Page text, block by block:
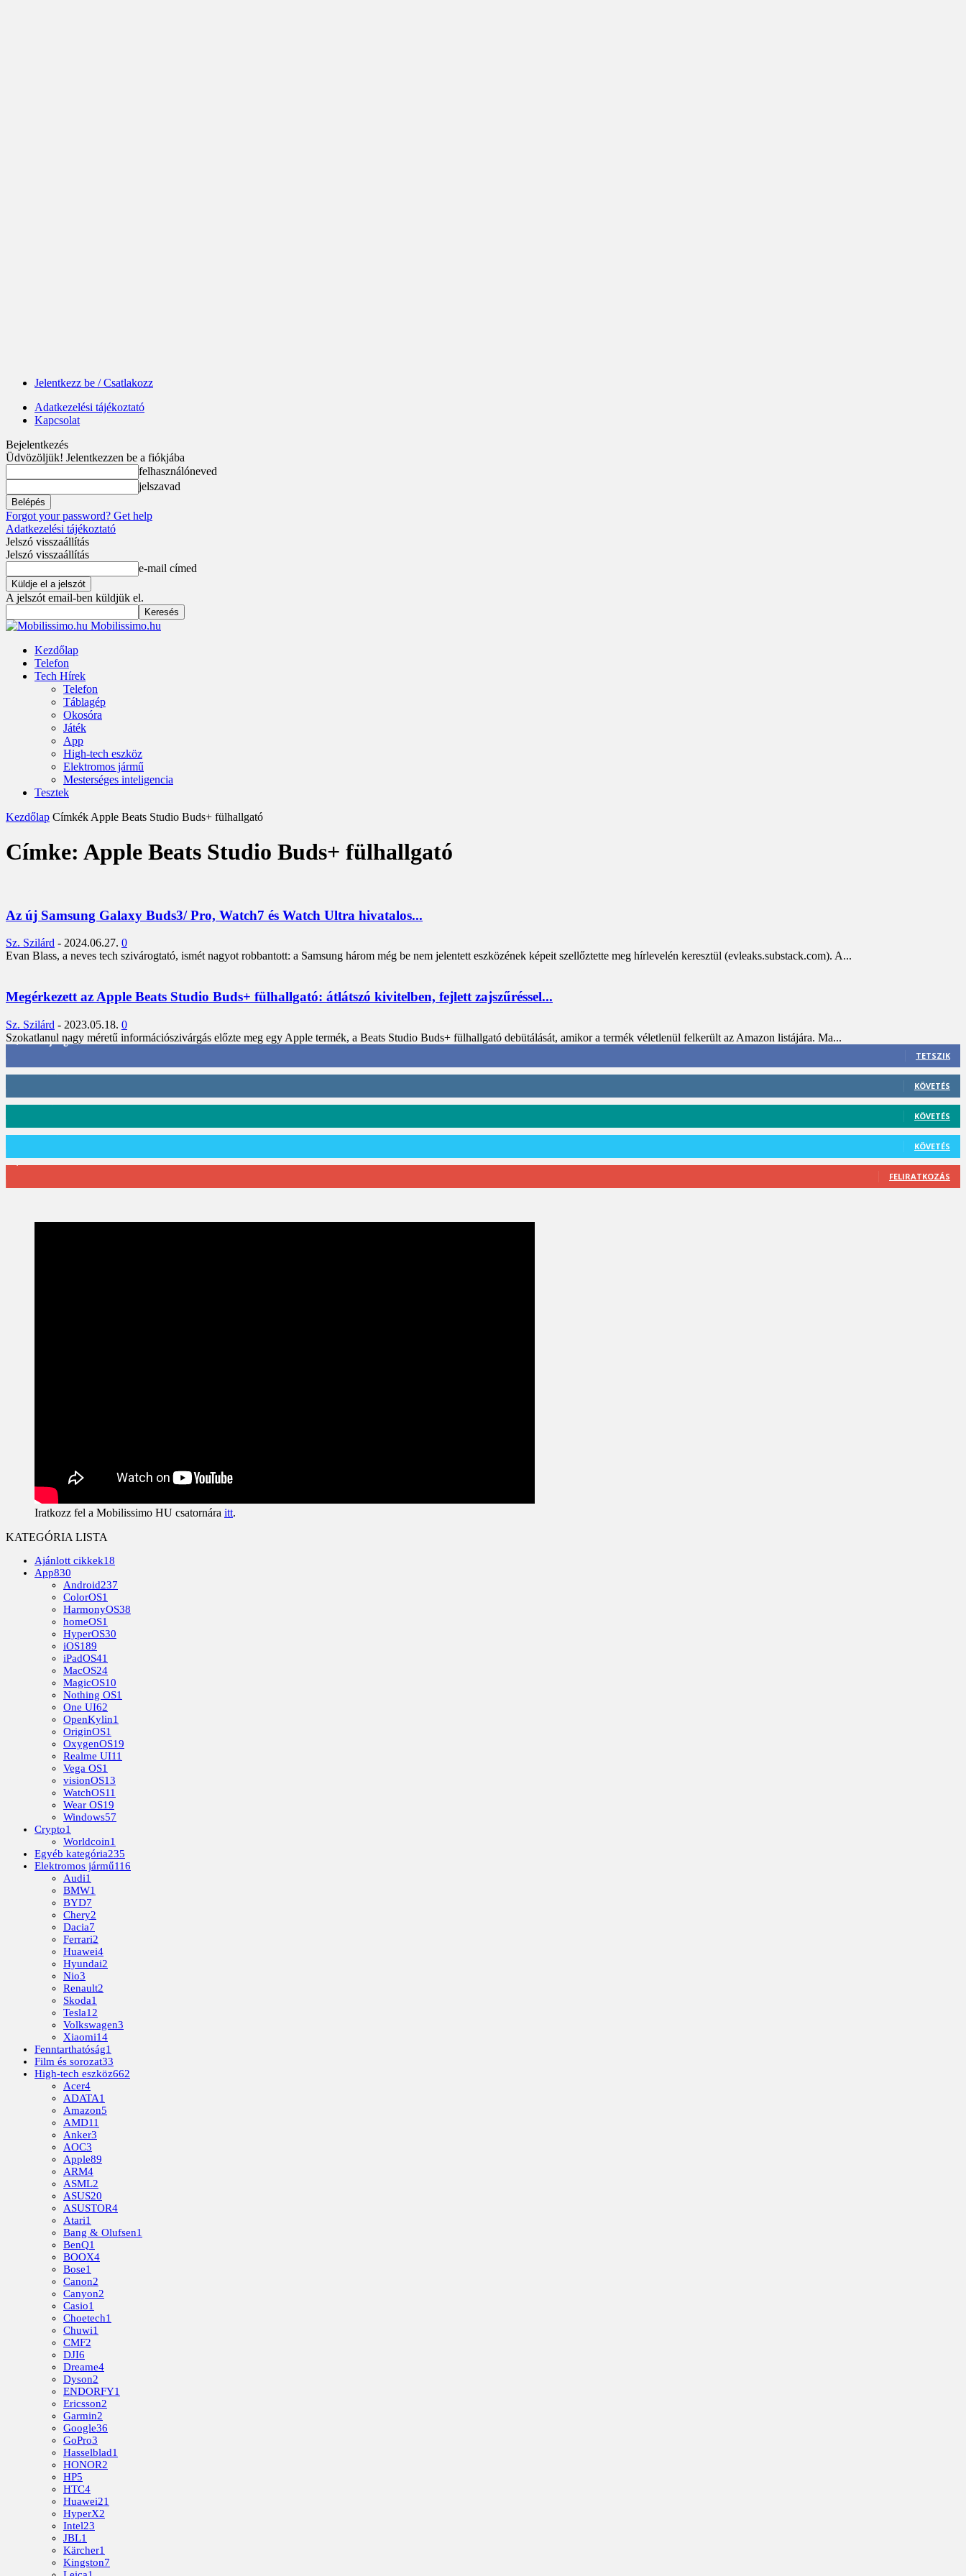
Jelentkezz be / Csatlakozz
Adatkezelési tájékoztató
Kapcsolat
Bejelentkezés
Üdvözöljük! Jelentkezzen be a fiókjába
felhasználóneved
jelszavad
Forgot your password? Get help
Adatkezelési tájékoztató
Jelszó visszaállítás
Jelszó visszaállítás
e-mail címed
A jelszót email-ben küldjük el.
Mobilissimo.hu
Kezdőlap
Telefon
Tech Hírek
Telefon
Táblagép
Okosóra
Játék
App
High-tech eszköz
Elektromos jármű
Mesterséges inteligencia
Tesztek
Kezdőlap Címkék Apple Beats Studio Buds+ fülhallgató
Címke: Apple Beats Studio Buds+ fülhallgató
Az új Samsung Galaxy Buds3/ Pro, Watch7 és Watch Ultra hivatalos...
Sz. Szilárd - 2024.06.27. 0
Evan Blass, a neves tech szivárogtató, ismét nagyot robbantott: a Samsung három még be nem jelentett eszközének képeit szellőztette meg hírlevelén keresztül (evleaks.substack.com). A...
Megérkezett az Apple Beats Studio Buds+ fülhallgató: átlátszó kivitelben, fejlett zajszűréssel...
Sz. Szilárd - 2023.05.18. 0
Szokatlanul nagy méretű információszivárgás előzte meg egy Apple termék, a Beats Studio Buds+ fülhallgató debütálását, amikor a termék véletlenül felkerült az Amazon listájára. Ma...
3,452 Rajongók
TETSZIK
KÖVETÉS
KÖVETÉS
KÖVETÉS
FELIRATKOZÁS
Iratkozz fel a Mobilissimo HU csatornára itt.
KATEGÓRIA LISTA
Ajánlott cikkek18
App830
Android237
ColorOS1
HarmonyOS38
homeOS1
HyperOS30
iOS189
iPadOS41
MacOS24
MagicOS10
Nothing OS1
One UI62
OpenKylin1
OriginOS1
OxygenOS19
Realme UI11
Vega OS1
visionOS13
WatchOS11
Wear OS19
Windows57
Crypto1
Worldcoin1
Egyéb kategória235
Elektromos jármű116
Audi1
BMW1
BYD7
Chery2
Dacia7
Ferrari2
Huawei4
Hyundai2
Nio3
Renault2
Skoda1
Tesla12
Volkswagen3
Xiaomi14
Fenntarthatóság1
Film és sorozat33
High-tech eszköz662
Acer4
ADATA1
Amazon5
AMD11
Anker3
AOC3
Apple89
ARM4
ASML2
ASUS20
ASUSTOR4
Atari1
Bang & Olufsen1
BenQ1
BOOX4
Bose1
Canon2
Canyon2
Casio1
Choetech1
Chuwi1
CMF2
DJI6
Dreame4
Dyson2
ENDORFY1
Ericsson2
Garmin2
Google36
GoPro3
Hasselblad1
HONOR2
HP5
HTC4
Huawei21
HyperX2
Intel23
JBL1
Kärcher1
Kingston7